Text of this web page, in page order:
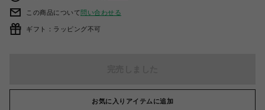
この商品について問い合わせる
ギフト：ラッピング不可
お気に入りアイテムに追加